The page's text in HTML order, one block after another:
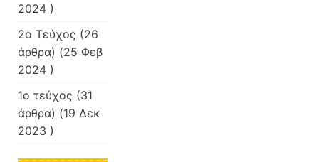
2024 )
2ο Τεύχος (26
άρθρα) (25 Φεβ
2024 )
1ο τεύχος (31
άρθρα) (19 Δεκ
2023 )